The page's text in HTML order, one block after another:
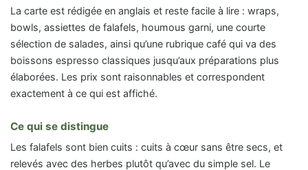
La carte est rédigée en anglais et reste facile à lire : wraps,
bowls, assiettes de falafels, houmous garni, une courte
sélection de salades, ainsi qu’une rubrique café qui va des
boissons espresso classiques jusqu’aux préparations plus
élaborées. Les prix sont raisonnables et correspondent
exactement à ce qui est affiché.
Ce qui se distingue
Les falafels sont bien cuits : cuits à cœur sans être secs, et
relevés avec des herbes plutôt qu’avec du simple sel. Le